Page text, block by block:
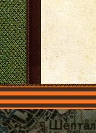
Главная Имена